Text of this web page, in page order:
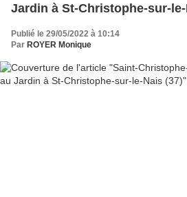
Jardin à St-Christophe-sur-le-
Publié le 29/05/2022 à 10:14
Par ROYER Monique